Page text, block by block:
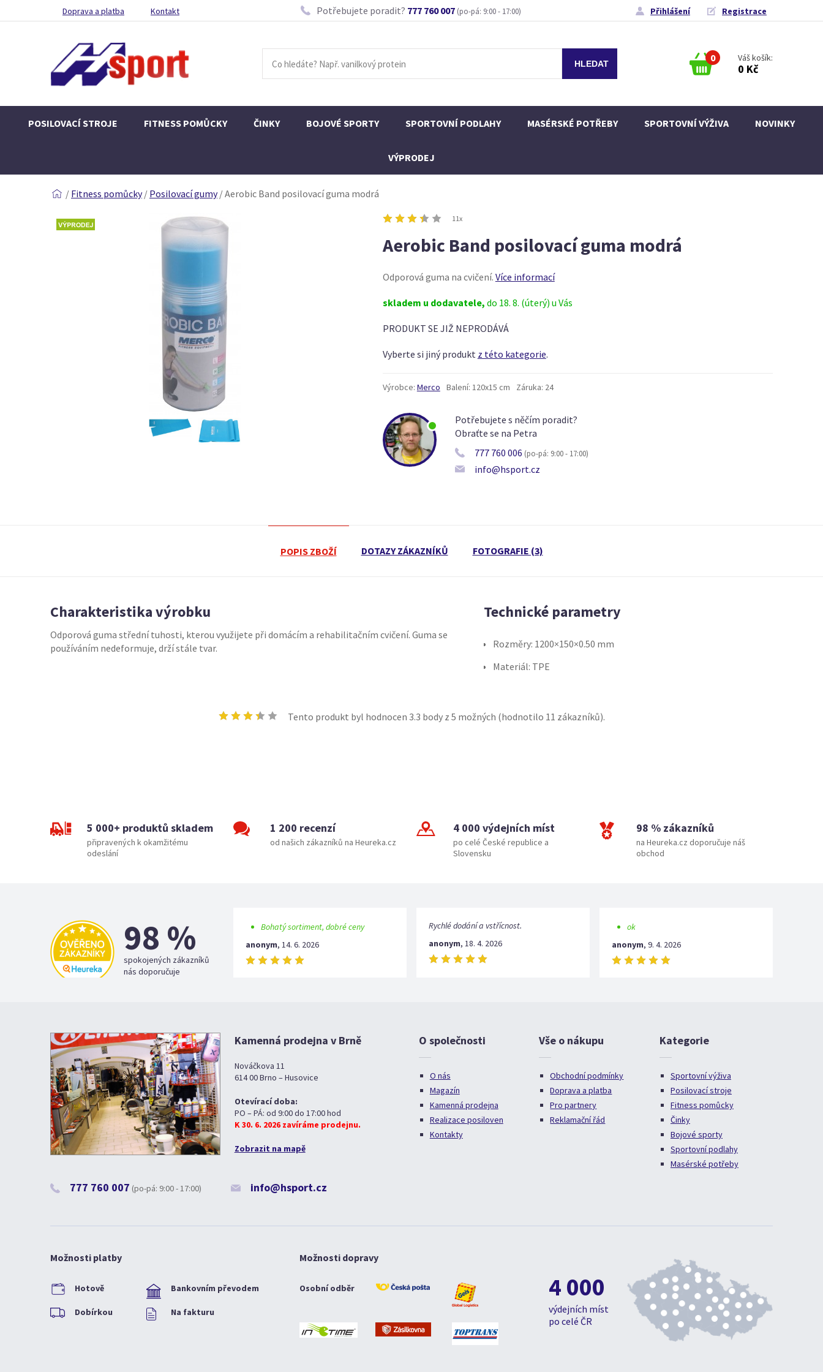
Doprava a platba Kontakt Potřebujete poradit? 777 760 007 (po-pá: 9:00 - 17:00) Přihlášení Registrace
0 Váš košík:
0 Kč
POSILOVACÍ STROJE FITNESS POMŮCKY ČINKY BOJOVÉ SPORTY SPORTOVNÍ PODLAHY MASÉRSKÉ POTŘEBY SPORTOVNÍ VÝŽIVA NOVINKY
VÝPRODEJ
/ Fitness pomůcky / Posilovací gumy /Aerobic Band posilovací guma modrá
11x
Aerobic Band posilovací guma modrá
Odporová guma na cvičení. Více informací
skladem u dodavatele, do 18. 8. (úterý) u Vás
PRODUKT SE JIŽ NEPRODÁVÁ
Vyberte si jiný produkt z této kategorie.
Výrobce: Merco Balení: 120x15 cm Záruka: 24
Potřebujete s něčím poradit?
Obraťte se na Petra
777 760 006 (po-pá: 9:00 - 17:00)
info@hsport.cz
POPIS ZBOŽÍ DOTAZY ZÁKAZNÍKŮ FOTOGRAFIE (3)
Charakteristika výrobku
Odporová guma střední tuhosti, kterou využijete při domácím a rehabilitačním cvičení. Guma se
používáním nedeformuje, drží stále tvar.
Technické parametry
Rozměry: 1200×150×0.50 mm
Materiál: TPE
Tento produkt byl hodnocen 3.3 body z 5 možných (hodnotilo 11 zákazníků).
5 000+ produktů skladem
připravených k okamžitému
odeslání
1 200 recenzí
od našich zákazníků na Heureka.cz
4 000 výdejních míst
po celé České republice a
Slovensku
98 % zákazníků
na Heureka.cz doporučuje náš
obchod
98 %
spokojených zákazníků
nás doporučuje
Bohatý sortiment, dobré ceny
anonym, 14. 6. 2026
Rychlé dodání a vstřícnost.
anonym, 18. 4. 2026
ok
anonym, 9. 4. 2026
Kamenná prodejna v Brně
Nováčkova 11
614 00 Brno – Husovice
Otevírací doba:
PO – PÁ: od 9:00 do 17:00 hod
K 30. 6. 2026 zavíráme prodejnu.
Zobrazit na mapě
777 760 007 (po-pá: 9:00 - 17:00) info@hsport.cz
O společnosti
O nás
Magazín
Kamenná prodejna
Realizace posiloven
Kontakty
Vše o nákupu
Obchodní podmínky
Doprava a platba
Pro partnery
Reklamační řád
Kategorie
Sportovní výživa
Posilovací stroje
Fitness pomůcky
Činky
Bojové sporty
Sportovní podlahy
Masérské potřeby
Možnosti platby
Hotově Bankovním převodem
Dobírkou Na fakturu
Možnosti dopravy
Osobní odběr 4 000
výdejních míst
po celé ČR